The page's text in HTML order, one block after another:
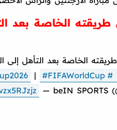
الخاصة بعد
#beINWC26
|
#FIFAWorldCup
— beIN SPORTS